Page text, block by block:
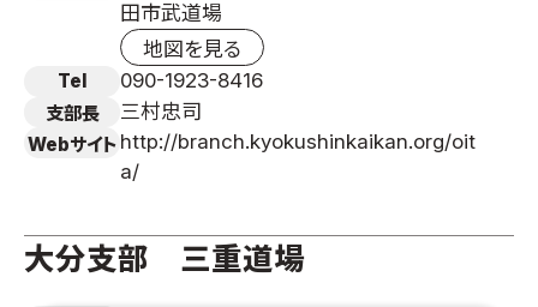
田市武道場
地図を見る
Tel 090-1923-8416
支部長 三村忠司
Webサイト http://branch.kyokushinkaikan.org/oit
a/
大分支部 三重道場